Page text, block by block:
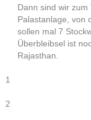
Dann sind wir
Palastanlage, von
sollen mal 7
Überbleibsel ist
Rajasthan.
1
2